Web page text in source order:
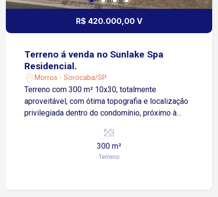
R$ 420.000,00 V
Terreno á venda no Sunlake Spa
Residencial.
Morros - Sorocaba/SP
Terreno com 300 m² 10x30, totalmente
aproveitável, com ótima topografia e localização
privilegiada dentro do condomínio, próximo à
metros de profundidade Terreno plano e bem
300 m²
Terreno